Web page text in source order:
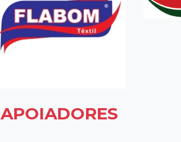
APOIADORES